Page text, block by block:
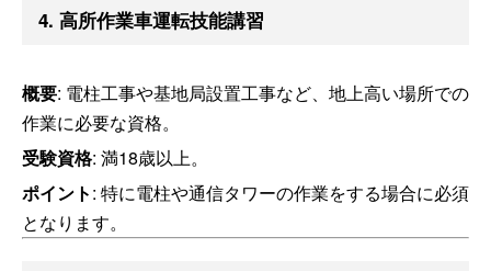
4. 高所作業車運転技能講習
概要: 電柱工事や基地局設置工事など、地上高い場所での
作業に必要な資格。
受験資格: 満18歳以上。
ポイント: 特に電柱や通信タワーの作業をする場合に必須
となります。